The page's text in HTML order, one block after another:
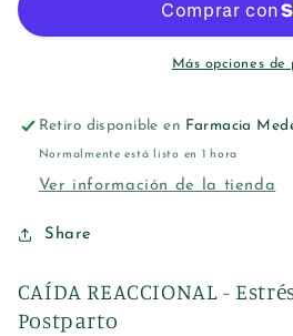
TRATAMIENTO
ANTICAIDA
REACCIONAL
AMPOLLAS
ANTICAIDA
REACCIONAL
AMPOLLAS
Más opciones de
Retiro disponible en Farmacia
Normalmente está listo en 1 hora
Ver información de la tienda
Share
CAÍDA REACCIONAL -
Postparto